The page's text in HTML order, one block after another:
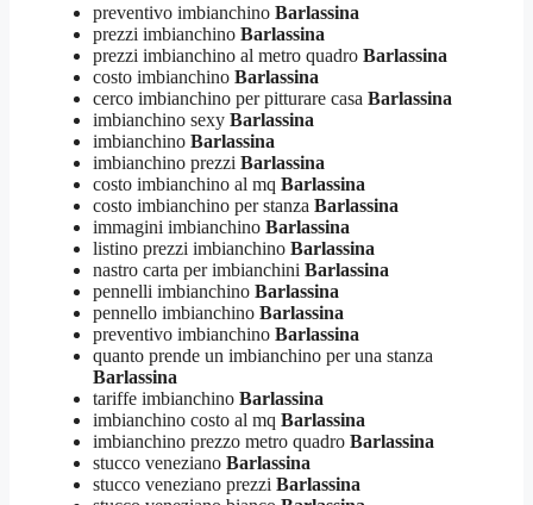
preventivo imbianchino Barlassina
prezzi imbianchino Barlassina
prezzi imbianchino al metro quadro Barlassina
costo imbianchino Barlassina
cerco imbianchino per pitturare casa Barlassina
imbianchino sexy Barlassina
imbianchino Barlassina
imbianchino prezzi Barlassina
costo imbianchino al mq Barlassina
costo imbianchino per stanza Barlassina
immagini imbianchino Barlassina
listino prezzi imbianchino Barlassina
nastro carta per imbianchini Barlassina
pennelli imbianchino Barlassina
pennello imbianchino Barlassina
preventivo imbianchino Barlassina
quanto prende un imbianchino per una stanza
Barlassina
tariffe imbianchino Barlassina
imbianchino costo al mq Barlassina
imbianchino prezzo metro quadro Barlassina
stucco veneziano Barlassina
stucco veneziano prezzi Barlassina